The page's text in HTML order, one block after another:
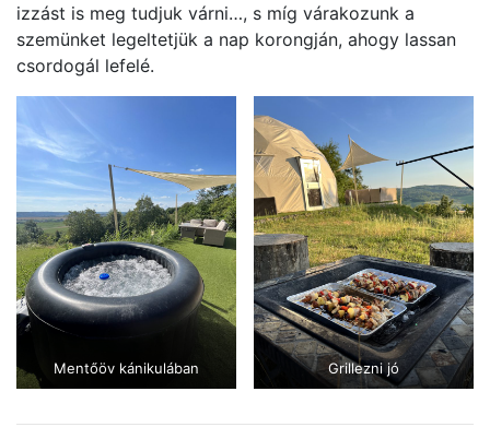
izzást is meg tudjuk várni…, s míg várakozunk a
szemünket legeltetjük a nap korongján, ahogy lassan
csordogál lefelé.
Mentőöv kánikulában Grillezni jó